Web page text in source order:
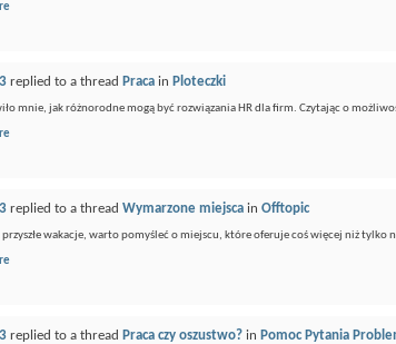
replied to a thread Praca in Ploteczki
mnie, jak różnorodne mogą być rozwiązania HR dla firm. Czytając o
replied to a thread Wymarzone miejsca in Offtopic
przyszłe wakacje, warto pomyśleć o miejscu, które oferuje coś więcej niż
replied to a thread Praca czy oszustwo? in Pomoc Pytania